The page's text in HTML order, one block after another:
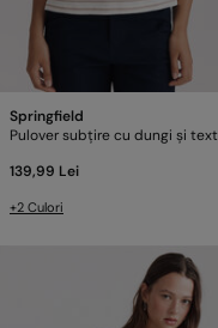
Springfield
Pulover subțire cu dungi și text
139,99 Lei
+2 Culori